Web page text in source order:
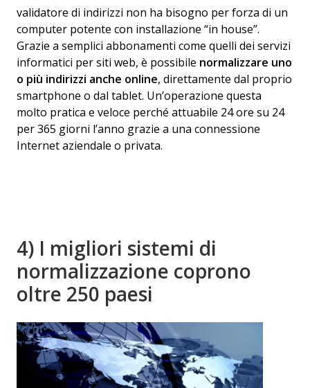
validatore di indirizzi non ha bisogno per forza di un
computer potente con installazione “in house”.
Grazie a semplici abbonamenti come quelli dei servizi
informatici per siti web, è possibile normalizzare uno
o più indirizzi anche online, direttamente dal proprio
smartphone o dal tablet. Un’operazione questa
molto pratica e veloce perché attuabile 24 ore su 24
per 365 giorni l’anno grazie a una connessione
Internet aziendale o privata.
4) I migliori sistemi di
normalizzazione coprono
oltre 250 paesi